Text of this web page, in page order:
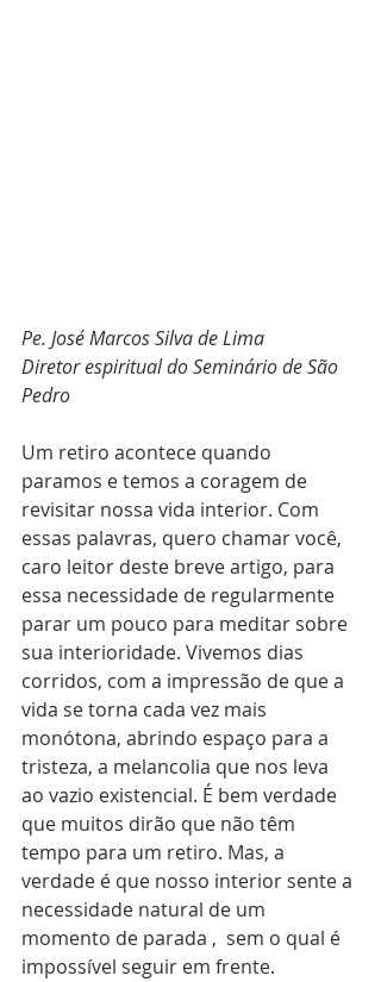
Pe. José Marcos Silva de Lima
Diretor espiritual do Seminário de São
Pedro
Um retiro acontece quando
paramos e temos a coragem de
revisitar nossa vida interior. Com
essas palavras, quero chamar você,
caro leitor deste breve artigo, para
essa necessidade de regularmente
parar um pouco para meditar sobre
sua interioridade. Vivemos dias
corridos, com a impressão de que a
vida se torna cada vez mais
monótona, abrindo espaço para a
tristeza, a melancolia que nos leva
ao vazio existencial. É bem verdade
que muitos dirão que não têm
tempo para um retiro. Mas, a
verdade é que nosso interior sente a
necessidade natural de um
momento de parada ,  sem o qual é
impossível seguir em frente.